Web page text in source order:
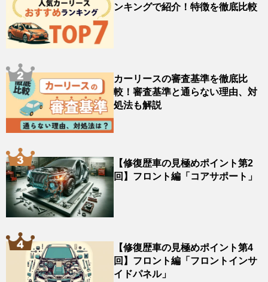
ンキングで紹介！特徴を徹底比較
カーリースの審査基準を徹底比
較！審査基準と通らない理由、対
処法も解説
【修復歴車の見極めポイント第2
回】フロント編「コアサポート」
【修復歴車の見極めポイント第4
回】フロント編「フロントインサ
イドパネル」